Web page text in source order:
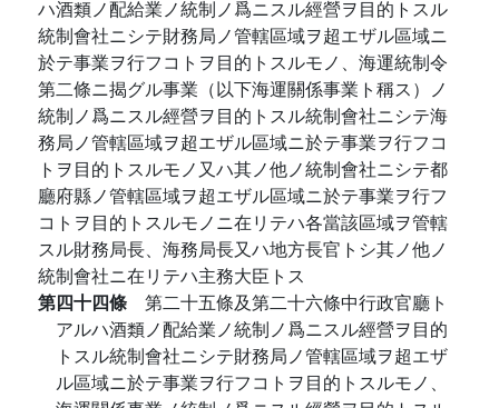
ハ酒類ノ配給業ノ統制ノ爲ニスル經營ヲ目的トスル
統制會社ニシテ財務局ノ管轄區域ヲ超エザル區域ニ
於テ事業ヲ行フコトヲ目的トスルモノ、海運統制令
第二條ニ揭グル事業（以下海運關係事業ト稱ス）ノ
統制ノ爲ニスル經營ヲ目的トスル統制會社ニシテ海
務局ノ管轄區域ヲ超エザル區域ニ於テ事業ヲ行フコ
トヲ目的トスルモノ又ハ其ノ他ノ統制會社ニシテ都
廳府縣ノ管轄區域ヲ超エザル區域ニ於テ事業ヲ行フ
コトヲ目的トスルモノニ在リテハ各當該區域ヲ管轄
スル財務局長、海務局長又ハ地方長官トシ其ノ他ノ
統制會社ニ在リテハ主務大臣トス
第四十四條 第二十五條及第二十六條中行政官廳ト
アルハ酒類ノ配給業ノ統制ノ爲ニスル經營ヲ目的
トスル統制會社ニシテ財務局ノ管轄區域ヲ超エザ
ル區域ニ於テ事業ヲ行フコトヲ目的トスルモノ、